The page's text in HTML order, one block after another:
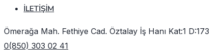
İLETIŞIM
Ömerağa Mah. Fethiye Cad. Öztalay İş Hanı Kat:1 D:173
0(850) 303 02 41